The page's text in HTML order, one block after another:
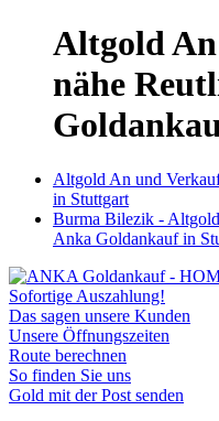
Altgold
nähe
Altgold An und
in Stuttgart
Burma Bilezik -
Anka Goldankauf in
Sofortige Auszahlung!
Das sagen unsere Kunden
Unsere Öffnungszeiten
Route berechnen
So finden Sie uns
Gold mit der Post senden